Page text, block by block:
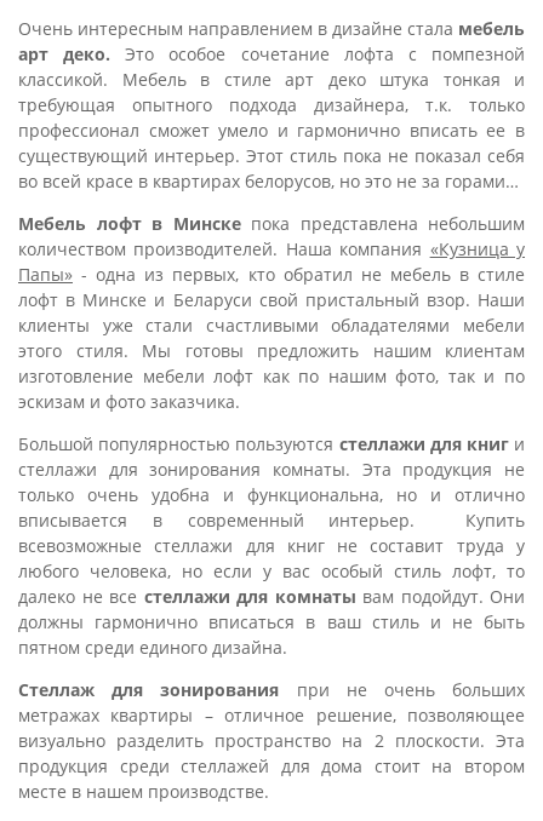
Очень интересным направлением в дизайне стала мебель
арт деко. Это особое сочетание лофта с помпезной
классикой. Мебель в стиле арт деко штука тонкая и
требующая опытного подхода дизайнера, т.к. только
профессионал сможет умело и гармонично вписать ее в
существующий интерьер. Этот стиль пока не показал себя
во всей красе в квартирах белорусов, но это не за горами…
Мебель лофт в Минскепока представлена небольшим
количеством производителей. Наша компания «Кузница у
Папы» - одна из первых, кто обратил не мебель в стиле
лофт в Минске и Беларуси свой пристальный взор. Наши
клиенты уже стали счастливыми обладателями мебели
этого стиля. Мы готовы предложить нашим клиентам
изготовление мебели лофт как по нашим фото, так и по
эскизам и фото заказчика.
Большой популярностью пользуются стеллажи для книг и
стеллажи для зонирования комнаты. Эта продукция не
только очень удобна и функциональна, но и отлично
вписывается в современный интерьер. Купить
всевозможные стеллажи для книг не составит труда у
любого человека, но если у вас особый стиль лофт, то
далеко не все стеллажи для комнаты вам подойдут. Они
должны гармонично вписаться в ваш стиль и не быть
пятном среди единого дизайна.
Стеллаж для зонирования при не очень больших
метражах квартиры – отличное решение, позволяющее
визуально разделить пространство на 2 плоскости. Эта
продукция среди стеллажей для дома стоит на втором
месте в нашем производстве.